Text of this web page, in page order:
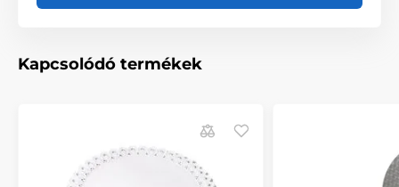
Kapcsolódó termékek